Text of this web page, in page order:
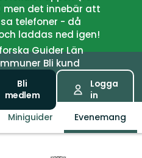
det innebär att
telefoner - då
laddas ned igen!
GuiderLän
Bli kund
Bli
medlem
Logga
in
Miniguider Evenemang